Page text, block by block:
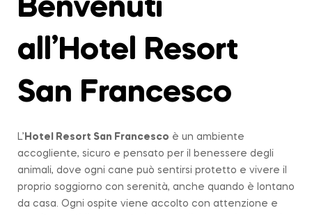
Benvenuti
all’Hotel Resort
San Francesco
L’ Hotel Resort San Francesco è un ambiente
accogliente, sicuro e pensato per il benessere degli
animali, dove ogni cane può sentirsi protetto e vivere il
proprio soggiorno con serenità, anche quando è lontano
da casa. Ogni ospite viene accolto con attenzione e